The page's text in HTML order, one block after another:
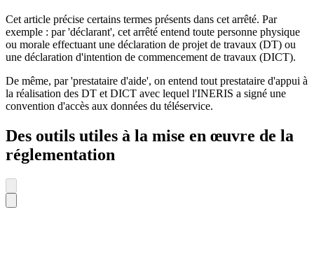
Cet article précise certains termes présents dans cet arrêté. Par
exemple : par 'déclarant', cet arrêté entend toute personne physique
ou morale effectuant une déclaration de projet de travaux (DT) ou
une déclaration d'intention de commencement de travaux (DICT).
De même, par 'prestataire d'aide', on entend tout prestataire d'appui à
la réalisation des DT et DICT avec lequel l'INERIS a signé une
convention d'accès aux données du téléservice.
Des outils utiles à la mise en œuvre de la
réglementation